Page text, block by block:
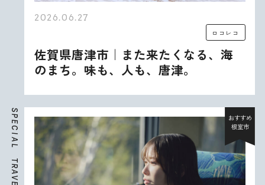
2026.06.27
ロコレコ
佐賀県唐津市｜また来たくなる、海
のまち。味も、人も、唐津。
S
P
E
C
I
A
L
T
R
A
V
おすすめ
根室市